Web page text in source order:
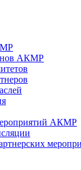
АКМР
АКМР